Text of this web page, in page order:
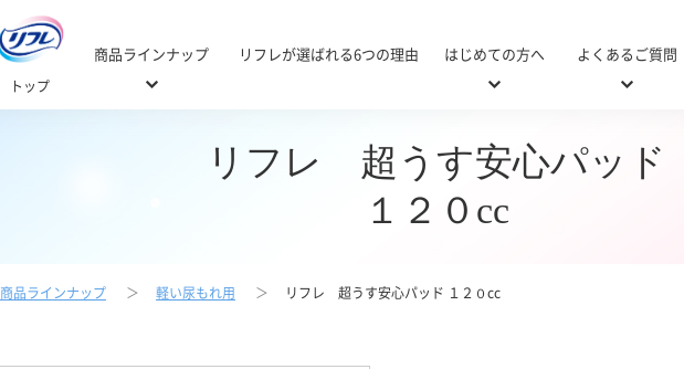
トップ
商品ラインナップ リフレが選ばれる6つの理由 はじめての方へ よくあるご質問
リフレ 超うす安心パッド
１２０cc
商品ラインナップ 軽い尿もれ用 リフレ 超うす安心パッド １２０cc